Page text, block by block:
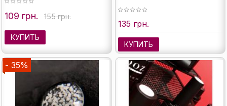
109 грн. 155 грн.
КУПИТЬ
135 грн.
КУПИТЬ
- 35%